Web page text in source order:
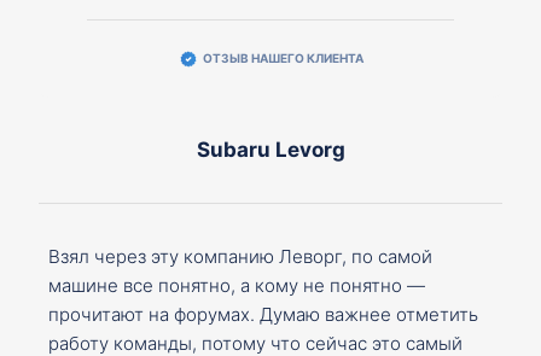
ОТЗЫВ НАШЕГО КЛИЕНТА
Subaru Levorg
Взял через эту компанию Леворг, по самой
машине все понятно, а кому не понятно —
прочитают на форумах. Думаю важнее отметить
работу команды, потому что сейчас это самый